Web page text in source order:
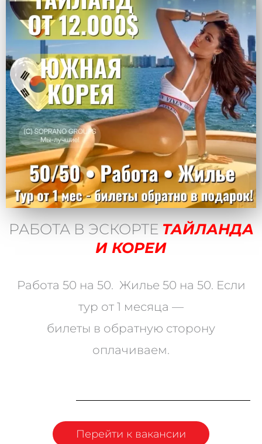
РАБОТА В ЭСКОРТЕ ТАЙЛАНДА
И КОРЕИ
Работа 50 на 50. Жилье 50 на 50. Если
тур от 1 месяца —
билеты в обратную сторону
оплачиваем.
Перейти к вакансии